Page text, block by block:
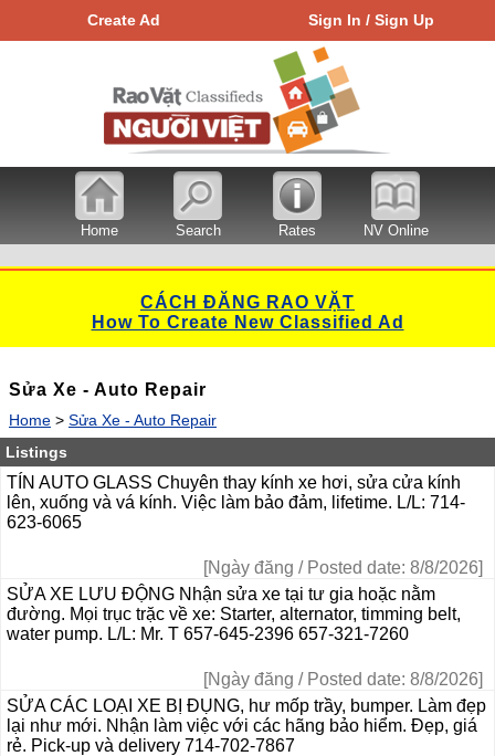
Create Ad Sign In / Sign Up
Home Search Rates NV Online
CÁCH ĐĂNG RAO VẶT
How To Create New Classified Ad
Sửa Xe - Auto Repair
Home > Sửa Xe - Auto Repair
Listings
TÍN AUTO GLASS Chuyên thay kính xe hơi, sửa cửa kính
lên, xuống và vá kính. Việc làm bảo đảm, lifetime. L/L: 714-
623-6065
[Ngày đăng / Posted date: 8/8/2026]
SỬA XE LƯU ĐỘNG Nhận sửa xe tại tư gia hoặc nằm
đường. Mọi trục trặc về xe: Starter, alternator, timming belt,
water pump. L/L: Mr. T 657-645-2396 657-321-7260
[Ngày đăng / Posted date: 8/8/2026]
SỬA CÁC LOẠI XE BỊ ĐỤNG, hư mốp trầy, bumper. Làm đẹp
lại như mới. Nhận làm việc với các hãng bảo hiểm. Đẹp, giá
rẻ. Pick-up và delivery 714-702-7867